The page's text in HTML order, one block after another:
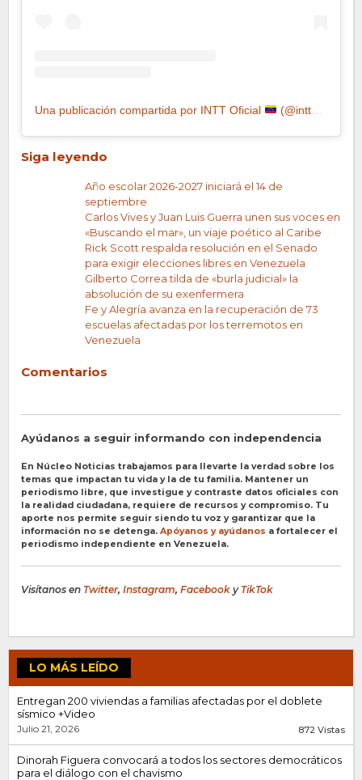
Una publicación compartida por INTT Oficial (@inttoficial)
Siga leyendo
Año escolar 2026-2027 iniciará el 14 de
septiembre
Carlos Vives y Juan Luis Guerra unen sus voces en
«Buscando el mar», un viaje poético al Caribe
Rick Scott respalda resolución en el Senado
para exigir elecciones libres en Venezuela
Gilberto Correa tilda de «burla judicial» la
absolución de su exenfermera
Fe y Alegría avanza en la recuperación de 73
escuelas afectadas por los terremotos en
Venezuela
Comentarios
Ayúdanos a seguir informando con independencia
En Núcleo Noticias trabajamos para llevarte la verdad sobre los
temas que impactan tu vida y la de tu familia. Mantener un
periodismo libre, que investigue y contraste datos oficiales con
la realidad ciudadana, requiere de recursos y compromiso. Tu
aporte nos permite seguir siendo tu voz y garantizar que la
información no se detenga. Apóyanos y ayúdanos a fortalecer el
periodismo independiente en Venezuela.
Visítanos en Twitter, Instagram, Facebook y TikTok
LO MÁS LEÍDO
Entregan 200 viviendas a familias afectadas por el doblete
sísmico +Video
Julio 21, 2026 872 Vistas
Dinorah Figuera convocará a todos los sectores democráticos
para el diálogo con el chavismo